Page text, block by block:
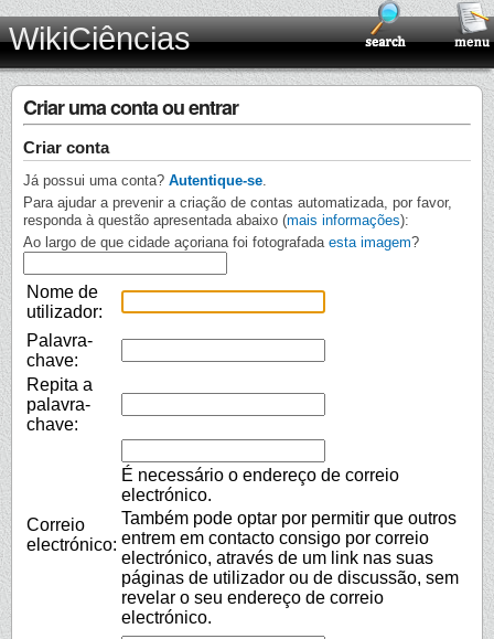
WikiCiências
Criar uma conta ou entrar
Criar conta
Já possui uma conta? Autentique-se
Para ajudar a prevenir a criação de contas automatizada, por favor,
responda à questão apresentada abaixo (mais informações):
Ao largo de que cidade açoriana foi fotografada esta imagem?
Nome de
utilizador:
Palavra-
chave:
Repita a
palavra-
chave:
Correio
electrónico:
É necessário o endereço de correio
electrónico.
Também pode optar por permitir que outros
entrem em contacto consigo por correio
electrónico, através de um link nas suas
páginas de utilizador ou de discussão, sem
revelar o seu endereço de correio
electrónico.